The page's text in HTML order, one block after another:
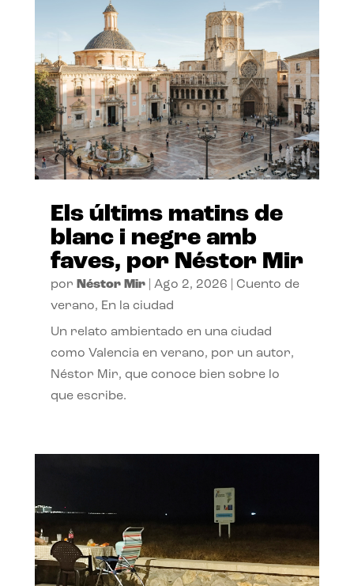
Els últims matins de
blanc i negre amb
faves, por Néstor Mir
por Néstor Mir| Ago 2, 2026
Cuento de
verano, En la ciudad
Un relato ambientado en una ciudad
como Valencia en verano, por un autor,
Néstor Mir, que conoce bien sobre lo
que escribe.